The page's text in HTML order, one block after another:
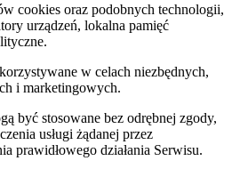
cookies oraz podobnych technologii,
urządzeń, lokalna pamięć
w celach niezbędnych,
i marketingowych.
być stosowane bez odrębnej zgody,
usługi żądanej przez
prawidłowego działania Serwisu.